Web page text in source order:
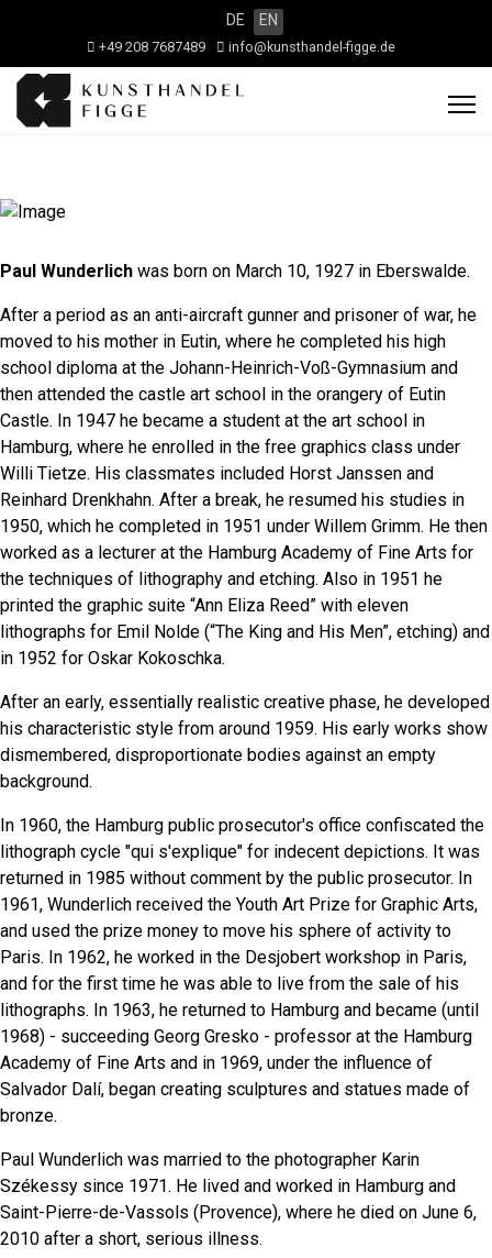
DE EN
+49 208 7687489 info@kunsthandel-figge.de
Paul Wunderlich was born on March 10, 1927 in Eberswalde.
After a period as an anti-aircraft gunner and prisoner of war, he
moved to his mother in Eutin, where he completed his high
school diploma at the Johann-Heinrich-Voß-Gymnasium and
then attended the castle art school in the orangery of Eutin
Castle. In 1947 he became a student at the art school in
Hamburg, where he enrolled in the free graphics class under
Willi Tietze. His classmates included Horst Janssen and
Reinhard Drenkhahn. After a break, he resumed his studies in
1950, which he completed in 1951 under Willem Grimm. He then
worked as a lecturer at the Hamburg Academy of Fine Arts for
the techniques of lithography and etching. Also in 1951 he
printed the graphic suite “Ann Eliza Reed” with eleven
lithographs for Emil Nolde (“The King and His Men”, etching) and
in 1952 for Oskar Kokoschka.
After an early, essentially realistic creative phase, he developed
his characteristic style from around 1959. His early works show
dismembered, disproportionate bodies against an empty
background.
In 1960, the Hamburg public prosecutor's office confiscated the
lithograph cycle "qui s'explique" for indecent depictions. It was
returned in 1985 without comment by the public prosecutor. In
1961, Wunderlich received the Youth Art Prize for Graphic Arts,
and used the prize money to move his sphere of activity to
Paris. In 1962, he worked in the Desjobert workshop in Paris,
and for the first time he was able to live from the sale of his
lithographs. In 1963, he returned to Hamburg and became (until
1968) - succeeding Georg Gresko - professor at the Hamburg
Academy of Fine Arts and in 1969, under the influence of
Salvador Dalí, began creating sculptures and statues made of
bronze.
Paul Wunderlich was married to the photographer Karin
Székessy since 1971. He lived and worked in Hamburg and
Saint-Pierre-de-Vassols (Provence), where he died on June 6,
2010 after a short, serious illness.